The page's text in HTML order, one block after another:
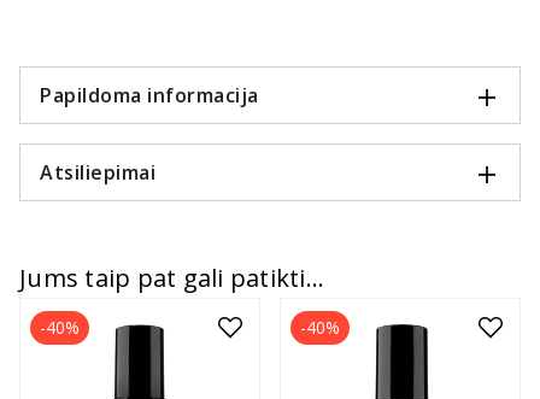
Papildoma informacija
Atsiliepimai
Jums taip pat gali patikti...
-40% -40%